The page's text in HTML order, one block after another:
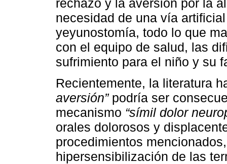
rechazo y la aversión por la
necesidad de una vía
yeyunostomía, todo lo que
con el equipo de salud, las
sufrimiento para el niño y su
Recientemente, la literatura
aversión”podría ser
mecanismo “símil dolor
orales dolorosos y
procedimientos
hipersensibilización de las